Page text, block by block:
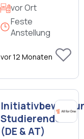
vor Ort
Feste
Anstellung
vor 12 Monaten
Studierende
(DE & AT)